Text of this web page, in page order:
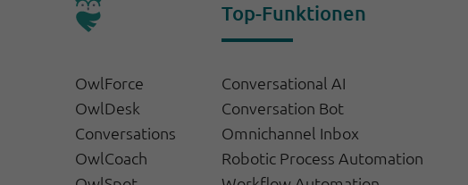
OwlForce
OwlDesk
Conversations
OwlCoach
Top-Funktionen
Conversational AI
Conversation Bot
Omnichannel Inbox
Robotic Process Automation